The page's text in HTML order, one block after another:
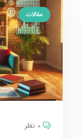
مقالات
0 نظر